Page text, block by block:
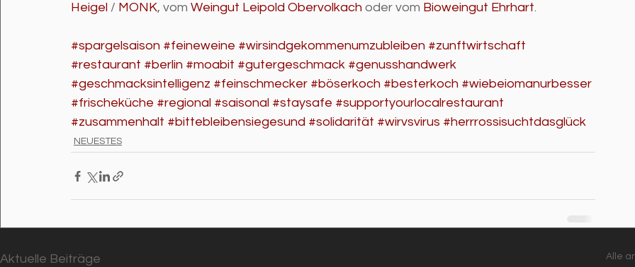
Heigel / MONK, vom Weingut Leipold Obervolkach oder vom Bioweingut Ehrhart.
#spargelsaison #feineweine #wirsindgekommenumzubleiben #zunftwirtschaft
#restaurant #berlin #moabit #gutergeschmack #genusshandwerk
#geschmacksintelligenz #feinschmecker #böserkoch #besterkoch #wiebeiomanurbesser
#frischeküche #regional #saisonal #staysafe #supportyourlocalrestaurant
#zusammenhalt #bittebleibensiegesund #solidarität #wirvsvirus #herrrossisuchtdasglück
NEUESTES
Aktuelle Beiträge Alle